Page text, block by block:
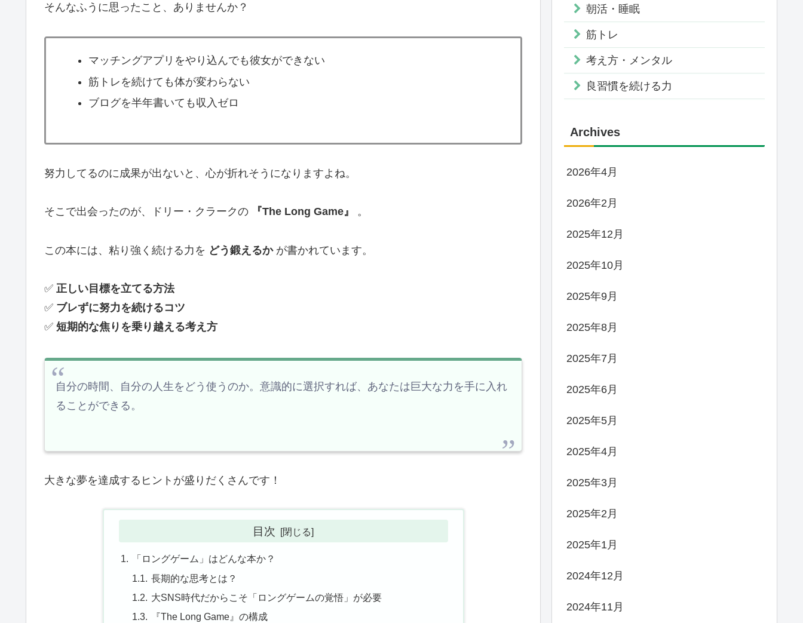
そんなふうに思ったこと、ありませんか？
マッチングアプリをやり込んでも彼女ができない
筋トレを続けても体が変わらない
ブログを半年書いても収入ゼロ
努力してるのに成果が出ないと、心が折れそうになりますよね。
そこで出会ったのが、ドリー・クラークの 『The Long Game』 。
この本には、粘り強く続ける力を どう鍛えるかが書かれています。
✅ 正しい目標を立てる方法
✅ ブレずに努力を続けるコツ
✅ 短期的な焦りを乗り越える考え方
自分の時間、自分の人生をどう使うのか。意識的に選択すれば、あなたは巨大な力を手に入れ
ることができる。
大きな夢を達成するヒントが盛りだくさんです！
目次
「ロングゲーム」はどんな本か？
長期的な思考とは？
大SNS時代だからこそ「ロングゲームの覚悟」が必要
『The Long Game』の構成
朝活・睡眠
筋トレ
考え方・メンタル
良習慣を続ける力
Archives
2026年4月
2026年2月
2025年12月
2025年10月
2025年9月
2025年8月
2025年7月
2025年6月
2025年5月
2025年4月
2025年3月
2025年2月
2025年1月
2024年12月
2024年11月